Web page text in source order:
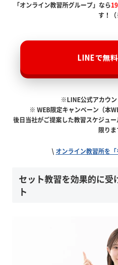
「オンライン教習所グループ」なら
す！（
LINEで無
※LINE公式アカウン
※ WEB限定キャンペーン（本
後日当社がご提案した教習スケジュ
限りま
\ オンライン教習所を
セット教習を効果的に受
ト